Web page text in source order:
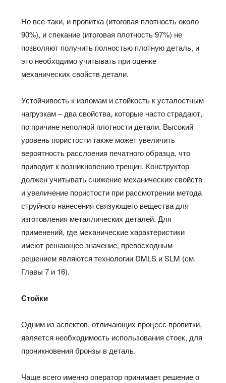
Но все-таки, и пропитка (итоговая плотность около
90%), и спекание (итоговая плотность 97%) не
позволяют получить полностью плотную деталь, и
это необходимо учитывать при оценке
механических свойств детали.
Устойчивость к изломам и стойкость к усталостным
нагрузкам – два свойства, которые часто страдают,
по причине неполной плотности детали. Высокий
уровень пористости также может увеличить
вероятность расслоения печатного образца, что
приводит к возникновению трещин. Конструктор
должен учитывать снижение механических свойств
и увеличение пористости при рассмотрении метода
струйного нанесения связующего вещества для
изготовления металлических деталей. Для
применений, где механические характеристики
имеют решающее значение, превосходным
решением являются технологии DMLS и SLM (см.
Главы 7 и 16).
Стойки
Одним из аспектов, отличающих процесс пропитки,
является необходимость использования стоек, для
проникновения бронзы в деталь.
Чаще всего именно оператор принимает решение о